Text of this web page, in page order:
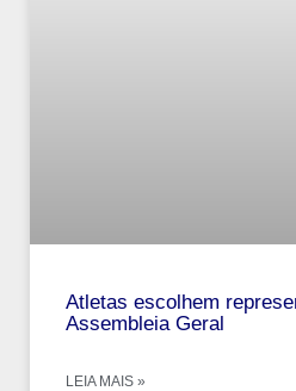
Atletas escolhem
Assembleia Geral
LEIA MAIS »